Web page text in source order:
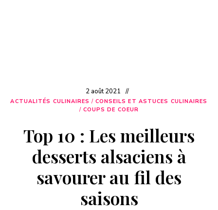
2 août 2021
ACTUALITÉS CULINAIRES / CONSEILS ET ASTUCES CULINAIRES
/ COUPS DE COEUR
Top 10 : Les meilleurs
desserts alsaciens à
savourer au fil des
saisons